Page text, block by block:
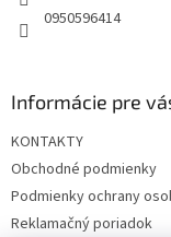
0950596414
Informácie pre
KONTAKTY
Obchodné podmienky
Podmienky ochrany
Reklamačný poriadok